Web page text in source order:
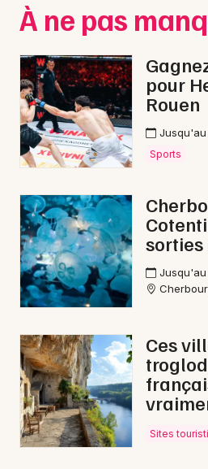
Sports
Soirées
Sorties famille
Expos
Aquatique nautique dans la
Aquatique nautique en
Aquatique nautique en
Newsletter des sorties
Artistes en tournée
Paris
Strasbourg
Toulouse
Toutes les villes
À ne pas
pour
Rouen
Sports
sorties
Ces
Sites